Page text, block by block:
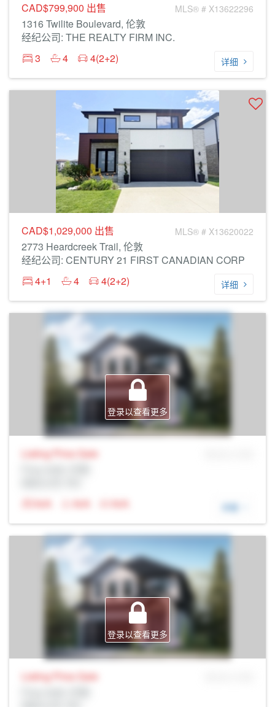
CAD$799,900 出售 MLS® # X13622296
1316 Twilite Boulevard, 伦敦
经纪公司: THE REALTY FIRM INC.
3
4 4(2+2) 详细
CAD$1,029,000 出售 MLS® # X13620022
2773 Heardcreek Trail, 伦敦
经纪公司: CENTURY 21 FIRST CANADIAN CORP
4+1
4 4(2+2) 详细
登录以查看更多
Listing Price Sale
N/A
N/A N/A 详细
登录以查看更多
Listing Price Sale